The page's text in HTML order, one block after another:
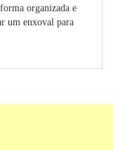
organizada e
um enxoval para